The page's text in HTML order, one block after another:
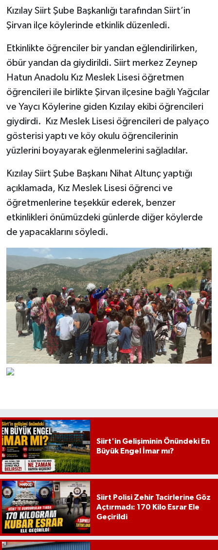
Kızılay Siirt Şube Başkanlığı tarafından Siirt’in
Şirvan ilçe köylerinde etkinlik düzenledi.
Etkinlikte öğrenciler bir yandan eğlendirilirken,
öbür yandan da giydirildi. Siirt merkez Zeynep
Hatun Anadolu Kız Meslek Lisesi öğretmen
öğrencileri ile birlikte Şirvan ilçesine bağlı Yağcılar
ve Yaycı Köylerine giden Kızılay ekibi öğrencileri
giydirdi. Kız Meslek Lisesi öğrencileri de palyaço
gösterisi yaptı ve köy okulu öğrencilerinin
yüzlerini boyayarak eğlenmelerini sağladılar.
Kızılay Siirt Şube Başkanı Nihat Altunç yaptığı
açıklamada, Kız Meslek Lisesi öğrenci ve
öğretmenlerine teşekkür ederek, benzer
etkinlikleri önümüzdeki günlerde diğer köylerde
de yapacaklarını söyledi.
Siirt'in Gelişiminin Önündeki En
Büyük Engel İmar mı?
Siirt Polisi Zehir Tacirlerine Göz
Açtırmadı: 170 Kilo Esrar Ele
Geçirildi